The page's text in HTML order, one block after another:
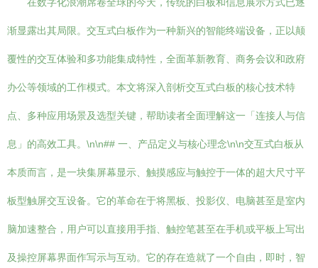
渐显露出其局限。交互式白板作为一种新兴的智能终端设备，正以颠
覆性的交互体验和多功能集成特性，全面革新教育、商务会议和政府
办公等领域的工作模式。本文将深入剖析交互式白板的核心技术特
点、多种应用场景及选型关键，帮助读者全面理解这一「连接人与信
息」的高效工具。\n\n## 一、产品定义与核心理念\n\n交互式白板从
本质而言，是一块集屏幕显示、触摸感应与触控于一体的超大尺寸平
板型触屏交互设备。它的革命在于将黑板、投影仪、电脑甚至是室内
脑加速整合，用户可以直接用手指、触控笔甚至在手机或平板上写出
及操控屏幕界面作写示与互动。它的存在造就了一个自由，即时，智